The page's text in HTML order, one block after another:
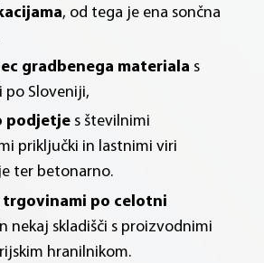
, od tega je ena sončna
gradbenega materiala s
Sloveniji,
podjetjes številnimi
priključki in lastnimi viri
ter betonarno.
trgovinami po celotni
nekaj skladišči s proizvodnimi
hranilnikom.